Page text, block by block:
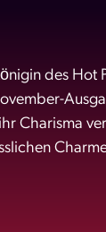
des Hot
Charisma